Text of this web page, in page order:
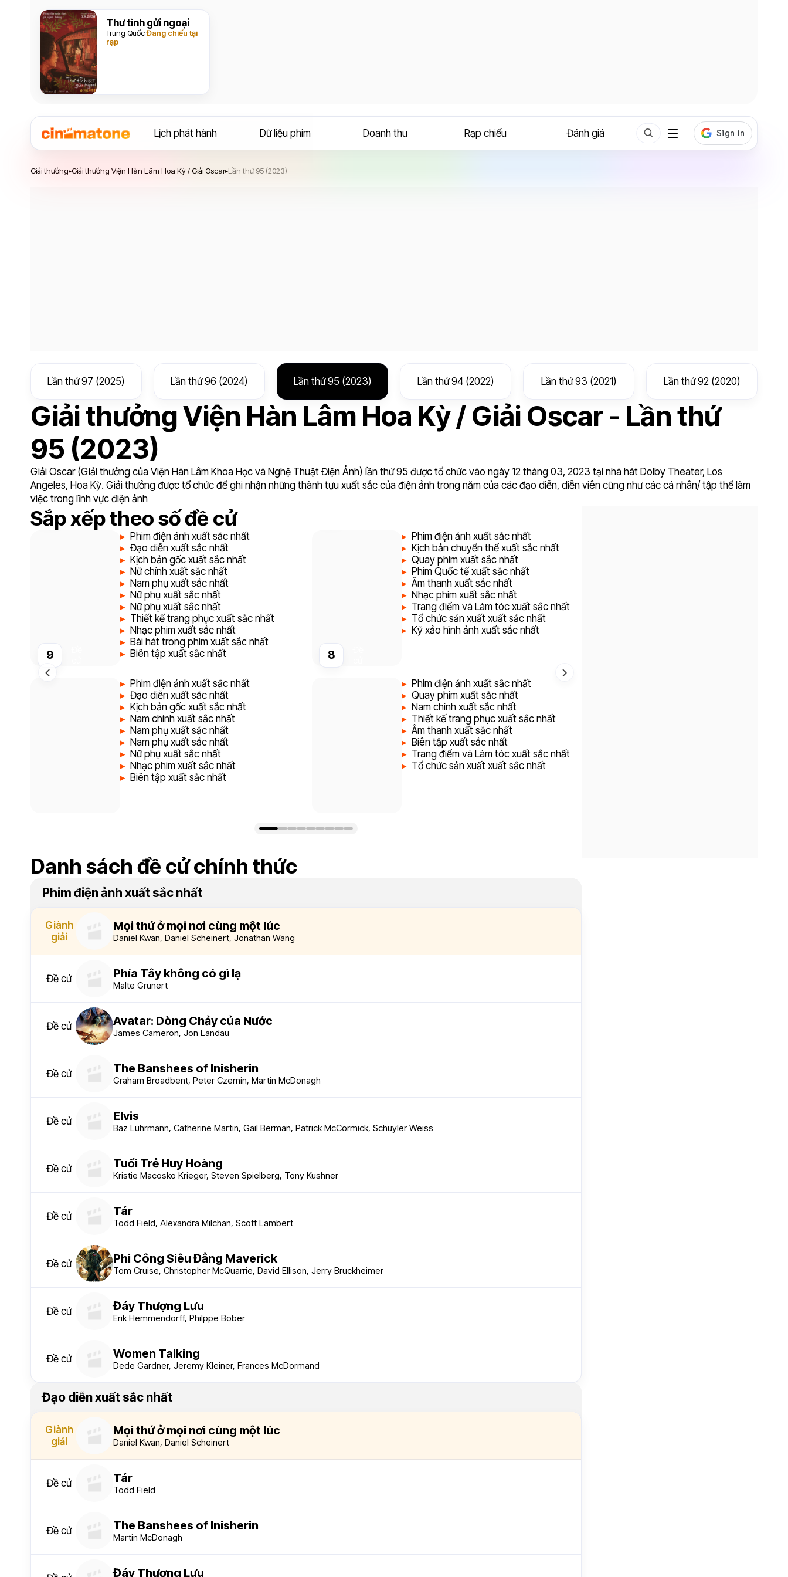
Thư tình gửi ngoại
Trung QuốcĐang chiếu tại
rạp
Lịch phát hành Dữ liệu phim Doanh thu Rạp chiếu Đánh giá
Giải thưởng▸Giải thưởng Viện Hàn Lâm Hoa Kỳ / Giải Oscar▸Lần thứ 95 (2023)
Lần thứ 97 (2025) Lần thứ 96 (2024) Lần thứ 95 (2023) Lần thứ 94 (2022) Lần thứ 93 (2021) Lần thứ 92 (2020)
Giải thưởng Viện Hàn Lâm Hoa Kỳ / Giải Oscar - Lần thứ
95 (2023)
Giải Oscar (Giải thưởng của Viện Hàn Lâm Khoa Học và Nghệ Thuật Điện Ảnh) lần thứ 95 được tổ chức vào ngày 12 tháng 03, 2023 tại nhà hát Dolby Theater, Los
Angeles, Hoa Kỳ. Giải thưởng được tổ chức để ghi nhận những thành tựu xuất sắc của điện ảnh trong năm của các đạo diễn, diễn viên cũng như các cá nhân/ tập thể làm
việc trong lĩnh vực điện ảnh
Danh sách đề cử chính thức
Phim điện ảnh xuất sắc nhất
Giành
giải
Mọi thứ ở mọi nơi cùng một lúc
Daniel Kwan, Daniel Scheinert, Jonathan Wang
Đề cử Phía Tây không có gì lạ
Malte Grunert
Đề cử Avatar: Dòng Chảy của Nước
James Cameron, Jon Landau
Đề cử The Banshees of Inisherin
Graham Broadbent, Peter Czernin, Martin McDonagh
Đề cử Elvis
Baz Luhrmann, Catherine Martin, Gail Berman, Patrick McCormick, Schuyler Weiss
Đề cử Tuổi Trẻ Huy Hoàng
Kristie Macosko Krieger, Steven Spielberg, Tony Kushner
Đề cử Tár
Todd Field, Alexandra Milchan, Scott Lambert
Đề cử Phi Công Siêu Đẳng Maverick
Tom Cruise, Christopher McQuarrie, David Ellison, Jerry Bruckheimer
Đề cử Đáy Thượng Lưu
Erik Hemmendorff, Philppe Bober
Đề cử Women Talking
Dede Gardner, Jeremy Kleiner, Frances McDormand
Đạo diễn xuất sắc nhất
Giành
giải
Mọi thứ ở mọi nơi cùng một lúc
Daniel Kwan, Daniel Scheinert
Đề cử Tár
Todd Field
Đề cử The Banshees of Inisherin
Martin McDonagh
Đáy Thượng Lưu
Sắp xếp theo số đề cử
11
Đề
cử
Phim điện ảnh xuất sắc nhất
Đạo diễn xuất sắc nhất
Kịch bản gốc xuất sắc nhất
Nữ chính xuất sắc nhất
Nam phụ xuất sắc nhất
Nữ phụ xuất sắc nhất
Nữ phụ xuất sắc nhất
Thiết kế trang phục xuất sắc nhất
Nhạc phim xuất sắc nhất
Bài hát trong phim xuất sắc nhất
Biên tập xuất sắc nhất
Phim điện ảnh xuất sắc nhất
Kịch bản chuyển thể xuất sắc nhất
Quay phim xuất sắc nhất
Phim Quốc tế xuất sắc nhất
Âm thanh xuất sắc nhất
Nhạc phim xuất sắc nhất
Trang điểm và Làm tóc xuất sắc nhất
Tổ chức sản xuất xuất sắc nhất
Kỹ xảo hình ảnh xuất sắc nhất
9
Phim điện ảnh xuất sắc nhất
Đạo diễn xuất sắc nhất
Kịch bản gốc xuất sắc nhất
Nam chính xuất sắc nhất
Nam phụ xuất sắc nhất
Nam phụ xuất sắc nhất
Nữ phụ xuất sắc nhất
Nhạc phim xuất sắc nhất
Biên tập xuất sắc nhất
8
Phim điện ảnh xuất sắc nhất
Quay phim xuất sắc nhất
Nam chính xuất sắc nhất
Thiết kế trang phục xuất sắc nhất
Âm thanh xuất sắc nhất
Biên tập xuất sắc nhất
Trang điểm và Làm tóc xuất sắc nhất
Tổ chức sản xuất xuất sắc nhất